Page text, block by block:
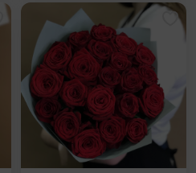
Добавить в избранное